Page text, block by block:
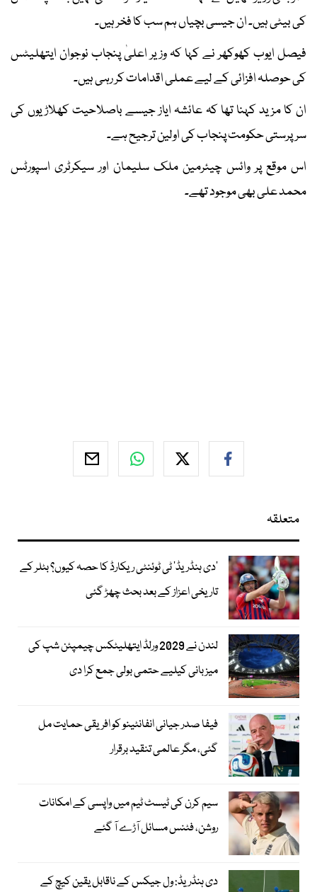
کی بیٹی ہیں۔ ان جیسی بچیاں ہم سب کا فخر ہیں۔
فیصل ایوب کھوکھر نے کہا کہ وزیر اعلیٰ پنجاب نوجوان ایتھلیٹس
کی حوصلہ افزائی کے لیے عملی اقدامات کر رہی ہیں۔
ان کا مزید کہنا تھا کہ عائشہ ایاز جیسے باصلاحیت کھلاڑیوں کی
سرپرستی حکومت پنجاب کی اولین ترجیح ہے۔
اس موقع پر وائس چیئرمین ملک سلیمان اور سیکرٹری اسپورٹس
محمد علی بھی موجود تھے۔
متعلقہ
’دی ہنڈریڈ‘ ٹی ٹوئنٹی ریکارڈ کا حصہ کیوں؟ بٹلر کے
تاریخی اعزاز کے بعد بحث چھڑ گئی
لندن نے 2029 ورلڈ ایتھلیٹکس چیمپئن شپ کی
میزبانی کیلیے حتمی بولی جمع کرا دی
فیفا صدر جیانی انفانٹینو کو افریقی حمایت مل
گئی، مگر عالمی تنقید برقرار
سیم کرن کی ٹیسٹ ٹیم میں واپسی کے امکانات
روشن، فٹنس مسائل آڑے آ گئے
دی ہنڈریڈ: ول جیکس کے ناقابل یقین کیچ کے